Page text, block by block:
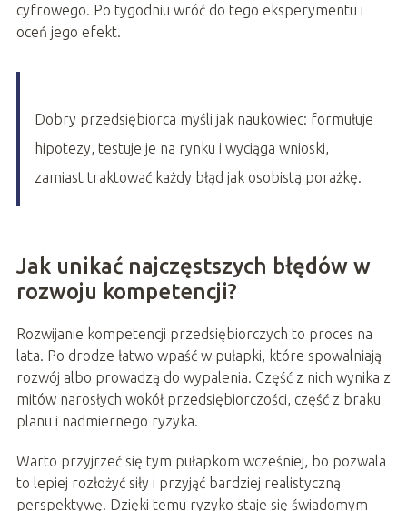
cyfrowego. Po tygodniu wróć do tego eksperymentu i
oceń jego efekt.
Dobry przedsiębiorca myśli jak naukowiec: formułuje
hipotezy, testuje je na rynku i wyciąga wnioski,
zamiast traktować każdy błąd jak osobistą porażkę.
Jak unikać najczęstszych błędów w
rozwoju kompetencji?
Rozwijanie kompetencji przedsiębiorczych to proces na
lata. Po drodze łatwo wpaść w pułapki, które spowalniają
rozwój albo prowadzą do wypalenia. Część z nich wynika z
mitów narosłych wokół przedsiębiorczości, część z braku
planu i nadmiernego ryzyka.
Warto przyjrzeć się tym pułapkom wcześniej, bo pozwala
to lepiej rozłożyć siły i przyjąć bardziej realistyczną
perspektywę. Dzięki temu ryzyko staje się świadomym